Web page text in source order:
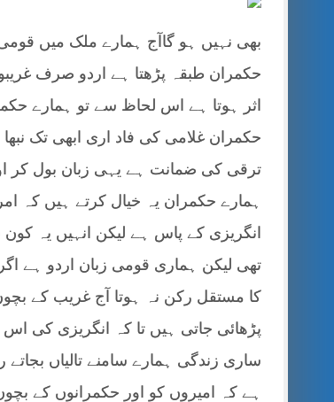
بھی نہیں ہو گاآج ہمارے ملک میں قومی
حکمران طبقہ پڑھتا ہے اردو صرف
اثر ہوتا ہے اس لحاظ سے تو ہمارے
حکمران غلامی کی فاد اری ابھی تک
ترقی کی ضمانت ہے یہی زبان بول کر
ہمارے حکمران یہ خیال کرتے ہیں کہ
انگریزی کے پاس ہے لیکن انہیں یہ
تھی لیکن ہماری قومی زبان اردو ہے اگر
کا مستقل رکن نہ ہوتا آج غریب کے
پڑھائی جاتی ہیں تا کہ انگریزی کی اس
ساری زندگی ہمارے سامنے تالیاں
ہے کہ امیروں کو اور حکمرانوں کے